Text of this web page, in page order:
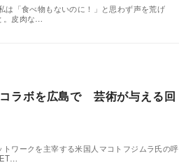
「食べ物もないのに！」と思わず声を荒げ
。皮肉な…
ラボを広島で 芸術が与える回
ワークを主宰する米国人マコトフジムラ氏の呼